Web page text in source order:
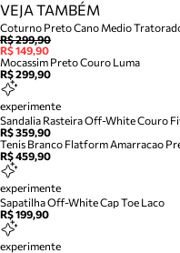
VEJA TAMBÉM
Coturno Preto Cano Medio
R$ 299,90
R$ 149,90
Mocassim Preto Couro Luma
R$ 299,90
experimente
Sandalia Rasteira Off-White Couro
R$ 359,90
Tenis Branco Flatform Amarracao
R$ 459,90
experimente
Sapatilha Off-White Cap Toe Laco
R$ 199,90
experimente